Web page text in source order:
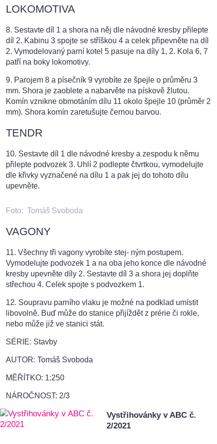
LOKOMOTIVA
8. Sestavte díl 1 a shora na něj dle návodné kresby přilepte
díl 2. Kabinu 3 spojte se stříškou 4 a celek připevněte na díl
2. Vymodelovaný parní kotel 5 pasuje na díly 1, 2. Kola 6, 7
patří na boky lokomotivy.
9. Parojem 8 a písečník 9 vyrobíte ze špejle o průměru 3
mm. Shora je zaoblete a nabarvěte na pískově žlutou.
Komín vznikne obmotáním dílu 11 okolo špejle 10 (průměr 2
mm). Shora komín zaretušujte černou barvou.
TENDR
10. Sestavte díl 1 dle návodné kresby a zespodu k němu
přilepte podvozek 3. Uhlí 2 podlepte čtvrtkou, vymodelujte
dle křivky vyznačené na dílu 1 a pak jej do tohoto dílu
upevněte.
Foto: Tomáš Svoboda
VAGONY
11. Všechny tři vagony vyrobíte stej- ným postupem.
Vymodelujte podvozek 1 a na oba jeho konce dle návodné
kresby upevněte díly 2. Sestavte díl 3 a shora jej doplňte
střechou 4. Celek spojte s podvozkem 1.
12. Soupravu parního vlaku je možné na podklad umístit
libovolně. Buď může do stanice přijíždět z prérie či rokle,
nebo může již ve stanici stát.
SÉRIE: Stavby
AUTOR: Tomáš Svoboda
MĚŘÍTKO: 1:250
NÁROČNOST: 2/3
Vystřihovánky v ABC č.
2/2021